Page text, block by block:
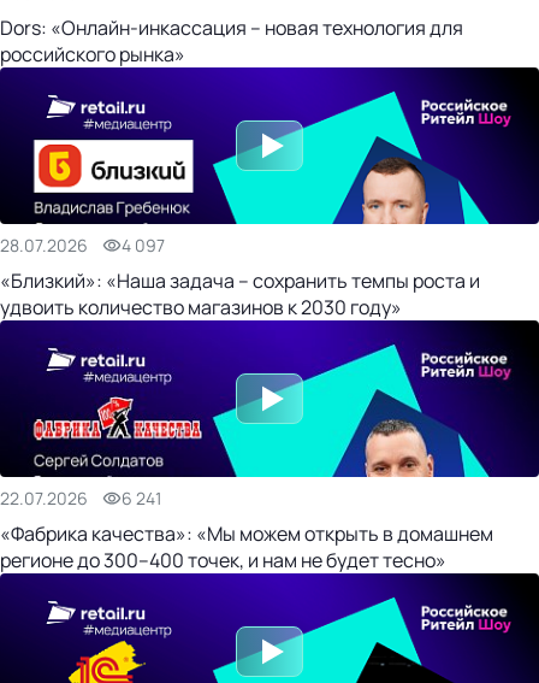
Dors: «Онлайн-инкассация – новая технология для
российского рынка»
28.07.2026 4 097
«Близкий»: «Наша задача – сохранить темпы роста и
удвоить количество магазинов к 2030 году»
22.07.2026 6 241
«Фабрика качества»: «Мы можем открыть в домашнем
регионе до 300–400 точек, и нам не будет тесно»